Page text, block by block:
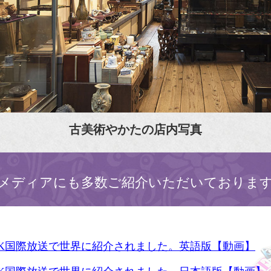
古美術やかたの店内写真
ディアにも多数ご紹介いただいておりま
国際放送で世界に紹介されました。英語版【動画】